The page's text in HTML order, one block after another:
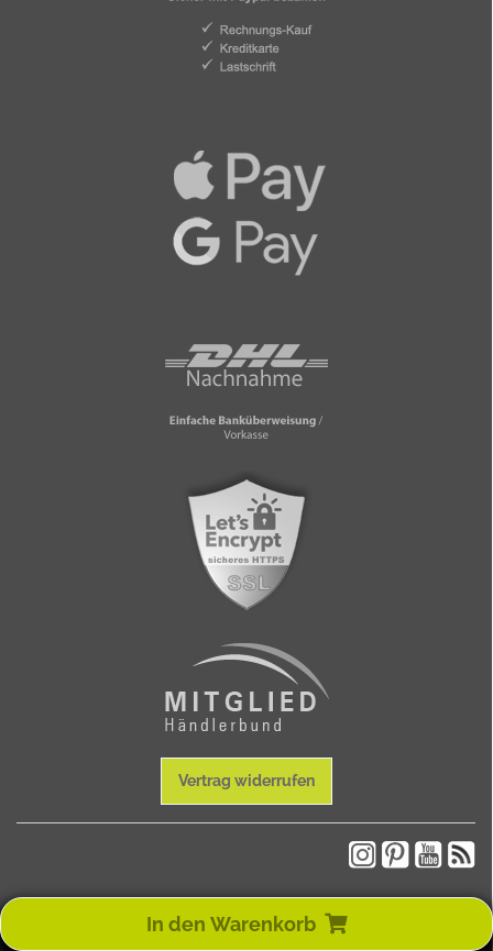
In den Warenkorb
Vertrag widerrufen
SEITEN-ZUSAMMENFASSUNG (MPN:343011